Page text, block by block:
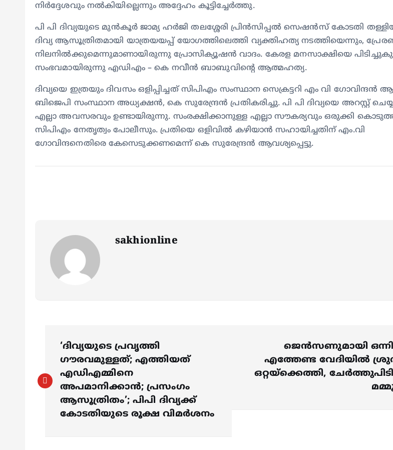
നിര്‍ദ്ദേശവും നല്‍കിയില്ലെന്നും അദ്ദേഹം കൂട്ടിച്ചേര്‍ത്തു.
പി പി ദിവ്യയുടെ മുന്‍കൂര്‍ ജാമ്യ ഹര്‍ജി തലശ്ശേരി പ്രിന്‍സിപ്പല്‍ സെഷന്‍സ് കോടതി
ദിവ്യ ആസൂത്രിതമായി യാത്രയയപ്പ് യോഗത്തിലെത്തി വ്യക്തിഹത്യ നടത്തിയെന്നും,
നിലനില്‍ക്കുമെന്നുമാണായിരുന്നു പ്രോസിക്യൂഷന്‍ വാദം. കേരള മനസാക്ഷിയെ
സംഭവമായിരുന്നു എഡിഎം – കെ നവീന്‍ ബാബുവിന്റെ ആത്മഹത്യ.
ദിവ്യയെ ഇത്രയും ദിവസം ഒളിപ്പിച്ചത് സിപിഎം സംസ്ഥാന സെക്രട്ടറി എം വി ഗോവിന്ദന്‍
ബിജെപി സംസ്ഥാന അധ്യക്ഷന്‍, കെ സുരേന്ദ്രന്‍ പ്രതികരിച്ചു. പി പി ദിവ്യയെ അറസ്റ്റ്
എല്ലാ അവസരവും ഉണ്ടായിരുന്നു. സംരക്ഷിക്കാനുള്ള എല്ലാ സൗകര്യവും ഒരുക്കി
സിപിഎം നേതൃത്വം പോലീസും. പ്രതിയെ ഒളിവില്‍ കഴിയാന്‍ സഹായിച്ചതിന് എം.വി
ഗോവിന്ദനെതിരെ കേസെടുക്കണമെന്ന് കെ സുരേന്ദ്രന്‍ ആവശ്യപ്പെട്ടു.
sakhionline
o
s
‘ദിവ്യയുടെ പ്രവൃത്തി
ഗൗരവമുള്ളത്; എത്തിയത്
എഡിഎമ്മിനെ
അപമാനിക്കാൻ; പ്രസംഗം
ആസൂത്രിതം’; പിപി ദിവ്യക്ക്
കോടതിയുടെ രൂക്ഷ വിമർശനം
ജെൻസണുമായി
എത്തേണ്ട വേദിയില്‍
ഒറ്റയ്‌ക്കെത്തി,